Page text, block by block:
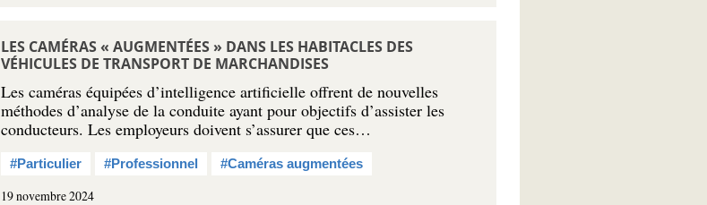
LES CAMÉRAS « AUGMENTÉES » DANS LES HABITACLES DES
VÉHICULES DE TRANSPORT DE MARCHANDISES
Les caméras équipées d’intelligence artificielle offrent de nouvelles
méthodes d’analyse de la conduite ayant pour objectifs d’assister les
conducteurs. Les employeurs doivent s’assurer que ces…
#Particulier #Professionnel #Caméras augmentées
19 novembre 2024